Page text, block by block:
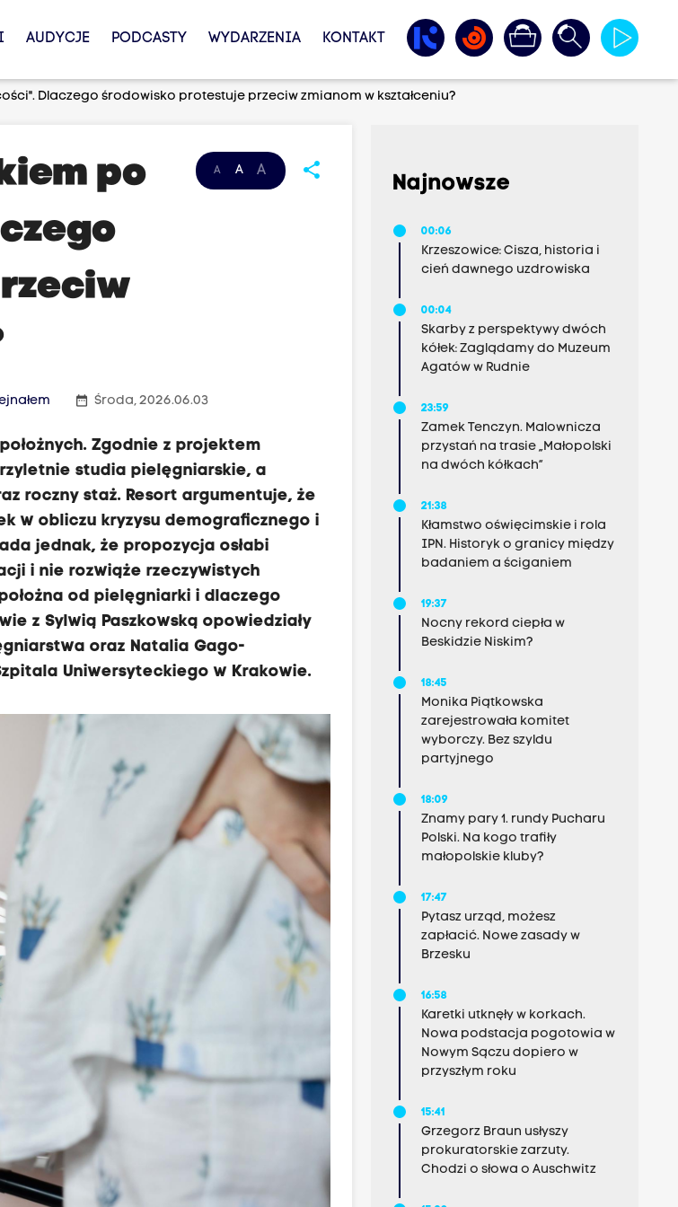
AUDYCJE PODCASTY WYDARZENIA KONTAKT
Dlaczego środowisko protestuje przeciw zmianom w kształceniu?
A A A share
po
date_range Środa, 2026.06.03
Zgodnie z projektem
studia pielęgniarskie, a
roczny staż. Resort argumentuje, że
w obliczu kryzysu demograficznego i
jednak, że propozycja osłabi
i nie rozwiąże rzeczywistych
od pielęgniarki i dlaczego
z Sylwią Paszkowską opowiedziały
oraz Natalia Gago-
Uniwersyteckiego w Krakowie.
Najnowsze
00:06
Krzeszowice: Cisza, historia i
cień dawnego uzdrowiska
00:04
Skarby z perspektywy dwóch
kółek: Zaglądamy do Muzeum
Agatów w Rudnie
23:59
Zamek Tenczyn. Malownicza
przystań na trasie „Małopolski
na dwóch kółkach”
21:38
Kłamstwo oświęcimskie i rola
IPN. Historyk o granicy między
badaniem a ściganiem
19:37
Nocny rekord ciepła w
Beskidzie Niskim?
18:45
Monika Piątkowska
zarejestrowała komitet
wyborczy. Bez szyldu
partyjnego
18:09
Znamy pary 1. rundy Pucharu
Polski. Na kogo trafiły
małopolskie kluby?
17:47
Pytasz urząd, możesz
zapłacić. Nowe zasady w
Brzesku
16:58
Karetki utknęły w korkach.
Nowa podstacja pogotowia w
Nowym Sączu dopiero w
przyszłym roku
15:41
Grzegorz Braun usłyszy
prokuratorskie zarzuty.
Chodzi o słowa o Auschwitz